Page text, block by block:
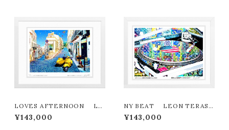
LOVES AFTERNOON LE
ON TERASHIMA版画作品18
0作限定
¥143,000
NY BEAT LEON TERASH
IMA版画作品180作限定
¥143,000